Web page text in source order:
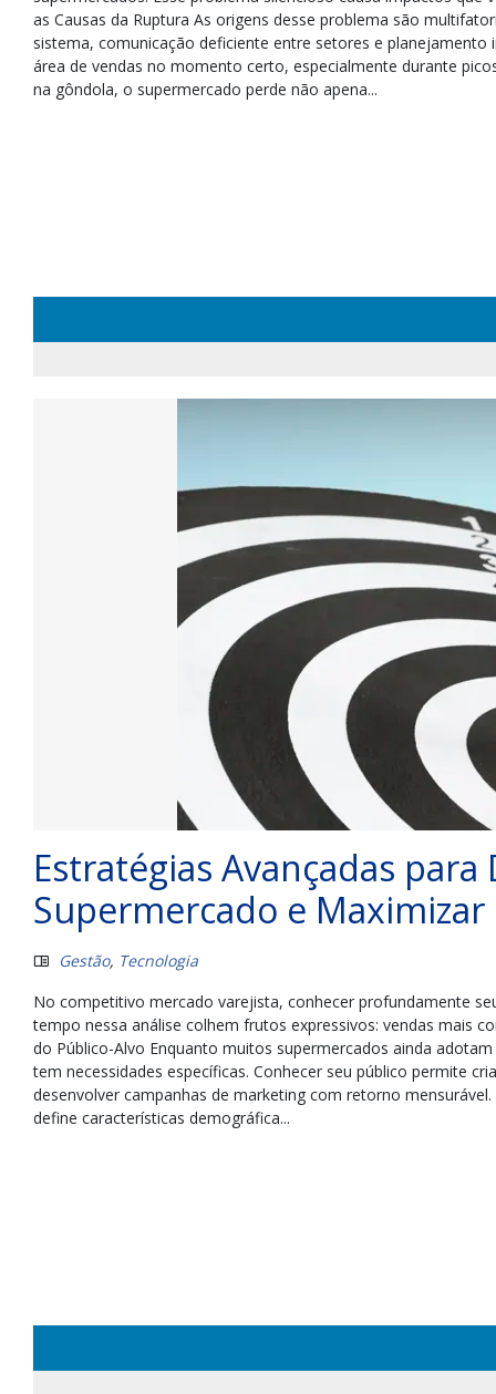
as Causas da Ruptura As origens desse problema são
sistema, comunicação deficiente entre setores e
área de vendas no momento certo, especialmente durante
na gôndola, o supermercado perde não apena...
Estratégias Avançadas
Supermercado e Maximizar
Gestão, Tecnologia
No competitivo mercado varejista, conhecer profundamente
tempo nessa análise colhem frutos expressivos: vendas mais
do Público-Alvo Enquanto muitos supermercados ainda
tem necessidades específicas. Conhecer seu público permite
desenvolver campanhas de marketing com retorno
define características demográfica...